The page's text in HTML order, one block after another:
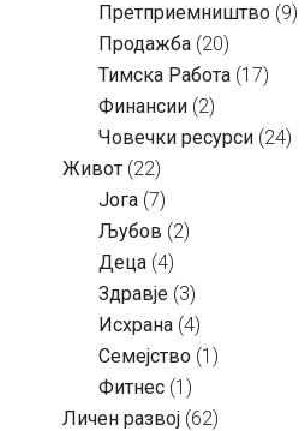
Претприемништво (9)
Продажба (20)
Тимска Работа (17)
Финансии (2)
Човечки ресурси (24)
Живот (22)
Јога (7)
Љубов (2)
Деца (4)
Здравје (3)
Исхрана (4)
Семејство (1)
Фитнес (1)
Личен развој (62)